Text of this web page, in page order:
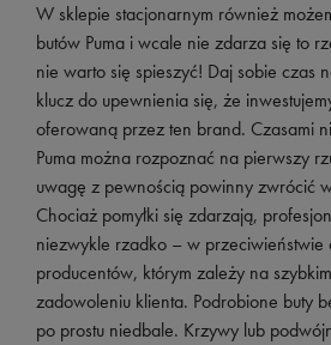
W sklepie stacjonarnym również
butów Puma i wcale nie zdarza się to
nie warto się spieszyć! Daj sobie czas
klucz do upewnienia się, że
oferowaną przez ten brand. Czasami
Puma można rozpoznać na pierwszy
uwagę z pewnością powinny zwrócić
Chociaż pomyłki się zdarzają,
niezwykle rzadko – w przeciwieństwie
producentów, którym zależy na
zadowoleniu klienta. Podrobione buty
po prostu niedbale. Krzywy lub